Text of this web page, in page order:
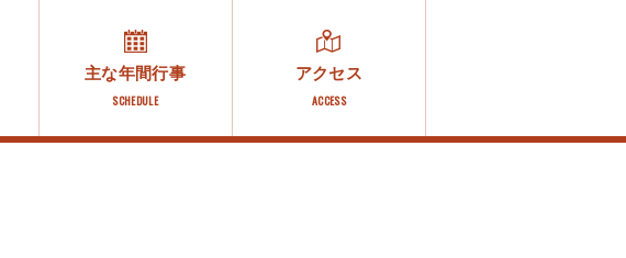
主な年間行事
SCHEDULE
アクセス
ACCESS